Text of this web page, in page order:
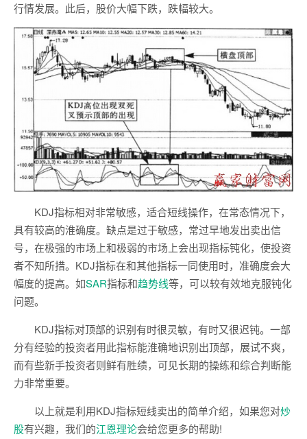
行情发展。此后，股价大幅下跌，跌幅较大。
KDJ指标相对非常敏感，适合短线操作，在常态情况下，
具有较高的淮确度。缺点是过于敏感，常过早地发出卖出信
号，在极强的市场上和极弱的市场上会出现指标钝化，使投资
者不知所措。KDJ指标在和其他指标一同使用时，准确度会大
幅度的提高。如SAR指标和趋势线等，可以较有效地克服钝化
问题。
KDJ指标对顶部的识别有时很灵敏，有时又很迟钝。一部
分有经验的投资者用此指标能淮确地识别出顶部，展试不爽，
而有些新手投资者则鲜有胜绩，可见长期的操练和综合判断能
力非常重要。
以上就是利用KDJ指标短线卖出的简单介绍，如果您对炒
股有兴趣，我们的江恩理论会给您更多的帮助!